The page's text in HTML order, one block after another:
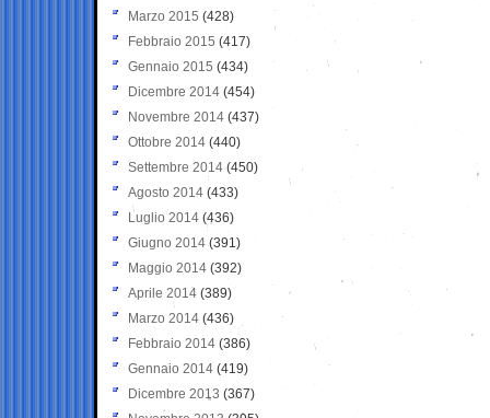
Marzo 2015 (428)
Febbraio 2015 (417)
Gennaio 2015 (434)
Dicembre 2014 (454)
Novembre 2014 (437)
Ottobre 2014 (440)
Settembre 2014 (450)
Agosto 2014 (433)
Luglio 2014 (436)
Giugno 2014 (391)
Maggio 2014 (392)
Aprile 2014 (389)
Marzo 2014 (436)
Febbraio 2014 (386)
Gennaio 2014 (419)
Dicembre 2013 (367)